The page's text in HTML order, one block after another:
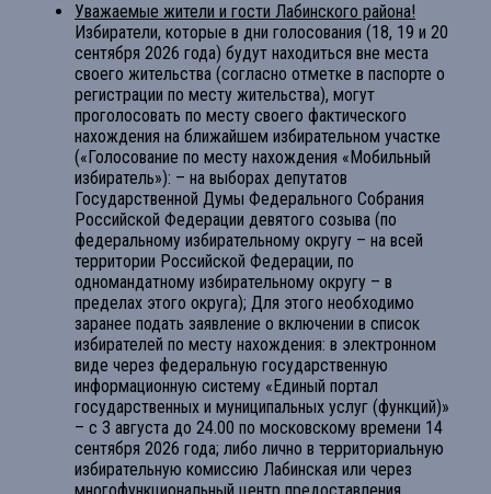
Уважаемые жители и гости Лабинского района!
Избиратели, которые в дни голосования (18, 19 и 20
сентября 2026 года) будут находиться вне места
своего жительства (согласно отметке в паспорте о
регистрации по месту жительства), могут
проголосовать по месту своего фактического
нахождения на ближайшем избирательном участке
(«Голосование по месту нахождения «Мобильный
избиратель»): – на выборах депутатов
Государственной Думы Федерального Собрания
Российской Федерации девятого созыва (по
федеральному избирательному округу – на всей
территории Российской Федерации, по
одномандатному избирательному округу – в
пределах этого округа); Для этого необходимо
заранее подать заявление о включении в список
избирателей по месту нахождения: в электронном
виде через федеральную государственную
информационную систему «Единый портал
государственных и муниципальных услуг (функций)»
– с 3 августа до 24.00 по московскому времени 14
сентября 2026 года; либо лично в территориальную
избирательную комиссию Лабинская или через